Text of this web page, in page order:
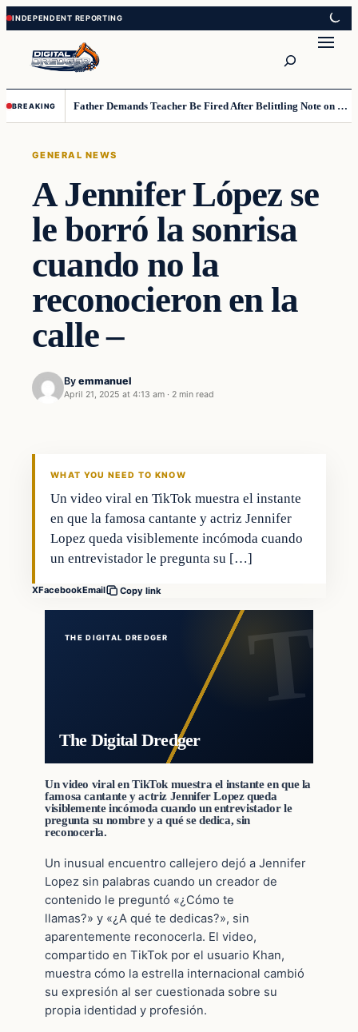
Skip
to
content
Skip
to
content
BREAKING Father Demands Teacher Be Fired After Belittling Note on Second‑Grader’s Math Worksheet
GENERAL NEWS
A Jennifer López se
le borró la sonrisa
cuando no la
reconocieron en la
calle –
By emmanuel
April 21, 2025 at 4:13 am · 2 min read
WHAT YOU NEED TO KNOW
Un video viral en TikTok muestra el instante
en que la famosa cantante y actriz Jennifer
Lopez queda visiblemente incómoda cuando
un entrevistador le pregunta su […]
XFacebookEmail Copy link
THE DIGITAL DREDGER
The Digital Dredger
Un video viral en TikTok muestra el instante en que la
famosa cantante y actriz Jennifer Lopez queda
visiblemente incómoda cuando un entrevistador le
pregunta su nombre y a qué se dedica, sin
reconocerla.
Un inusual encuentro callejero dejó a Jennifer
Lopez sin palabras cuando un creador de
contenido le preguntó «¿Cómo te
llamas?» y «¿A qué te dedicas?», sin
aparentemente reconocerla. El video,
compartido en TikTok por el usuario Khan,
muestra cómo la estrella internacional cambió
su expresión al ser cuestionada sobre su
propia identidad y profesión.